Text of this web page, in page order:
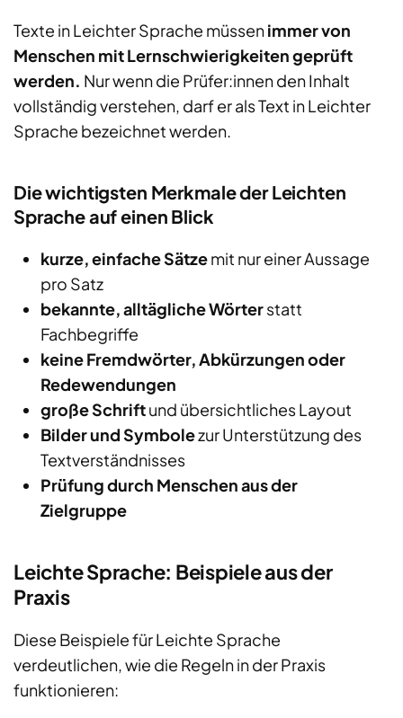
Texte in Leichter Sprache müssenimmer von
Menschen mit Lernschwierigkeiten geprüft
werden. Nur wenn die Prüfer:innen den Inhalt
vollständig verstehen, darf er als Text in Leichter
Sprache bezeichnet werden.
Die wichtigsten Merkmale der Leichten
Sprache auf einen Blick
kurze, einfache Sätzemit nur einer Aussage
pro Satz
bekannte, alltägliche Wörterstatt
Fachbegriffe
keine Fremdwörter, Abkürzungen oder
Redewendungen
große Schriftund übersichtliches Layout
Bilder und Symbolezur Unterstützung des
Textverständnisses
Prüfung durch Menschen aus der
Zielgruppe
Leichte Sprache: Beispiele aus der
Praxis
Diese Beispiele für Leichte Sprache
verdeutlichen, wie die Regeln in der Praxis
funktionieren: